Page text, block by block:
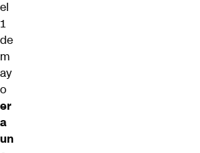
el
1
de
m
ay
o
er
a
un